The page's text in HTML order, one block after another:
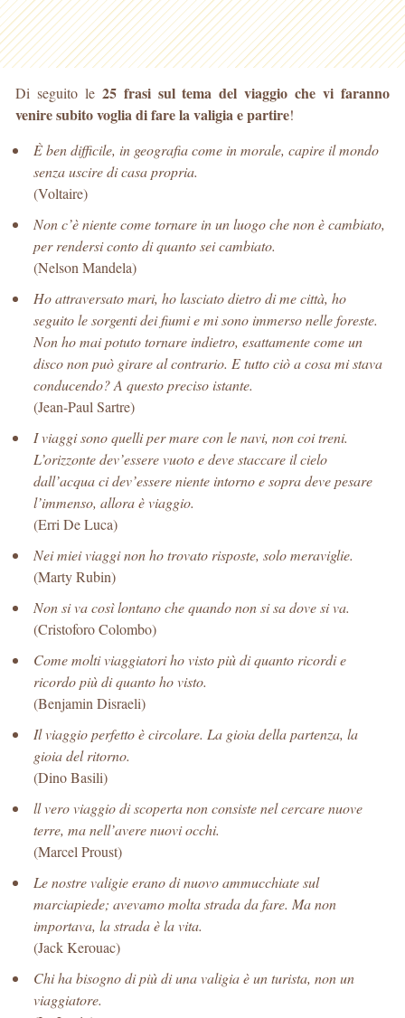
Di seguito le 25 frasi sul tema del viaggio che vi faranno
venire subito voglia di fare la valigia e partire!
È ben difficile, in geografia come in morale, capire il mondo
senza uscire di casa propria.
(Voltaire)
Non c’è niente come tornare in un luogo che non è cambiato,
per rendersi conto di quanto sei cambiato.
(Nelson Mandela)
Ho attraversato mari, ho lasciato dietro di me città, ho
seguito le sorgenti dei fiumi e mi sono immerso nelle foreste.
Non ho mai potuto tornare indietro, esattamente come un
disco non può girare al contrario. E tutto ciò a cosa mi stava
conducendo? A questo preciso istante.
(Jean-Paul Sartre)
I viaggi sono quelli per mare con le navi, non coi treni.
L’orizzonte dev’essere vuoto e deve staccare il cielo
dall’acqua ci dev’essere niente intorno e sopra deve pesare
l’immenso, allora è viaggio.
(Erri De Luca)
Nei miei viaggi non ho trovato risposte, solo meraviglie.
(Marty Rubin)
Non si va così lontano che quando non si sa dove si va.
(Cristoforo Colombo)
Come molti viaggiatori ho visto più di quanto ricordi e
ricordo più di quanto ho visto.
(Benjamin Disraeli)
Il viaggio perfetto è circolare. La gioia della partenza, la
gioia del ritorno.
(Dino Basili)
ll vero viaggio di scoperta non consiste nel cercare nuove
terre, ma nell’avere nuovi occhi.
(Marcel Proust)
Le nostre valigie erano di nuovo ammucchiate sul
marciapiede; avevamo molta strada da fare. Ma non
importava, la strada è la vita.
(Jack Kerouac)
Chi ha bisogno di più di una valigia è un turista, non un
viaggiatore.